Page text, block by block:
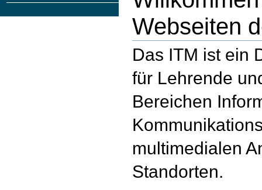
Webseiten
Das ITM ist ein
für Lehrende
Bereichen
multimedialen
Standorten.